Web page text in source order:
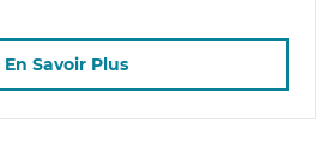
En Savoir Plus